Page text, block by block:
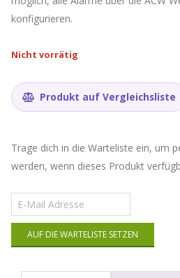
konfigurieren.
Nicht vorrätig
Produkt auf Vergleichsliste
Trage dich in die Warteliste ein, um
werden, wenn dieses Produkt
Gib
deine
E-
Mail-AUF DIE WARTELISTE SETZEN